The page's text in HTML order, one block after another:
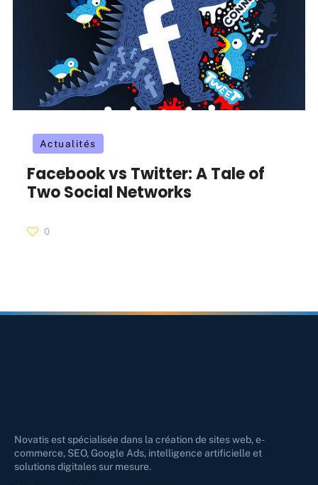
Actualités
Facebook vs Twitter: A Tale of
Two Social Networks
0
Novatis est spécialisée dans la création de sites web, e-
commerce, SEO, Google Ads, intelligence artificielle et
solutions digitales sur mesure.